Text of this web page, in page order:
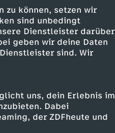
zu können, setzen wir
sind unbedingt
Dienstleister darüber
geben wir deine Daten
sind. Wir
uns, dein Erlebnis im
Dabei
der ZDFheute und
von
Untertitel